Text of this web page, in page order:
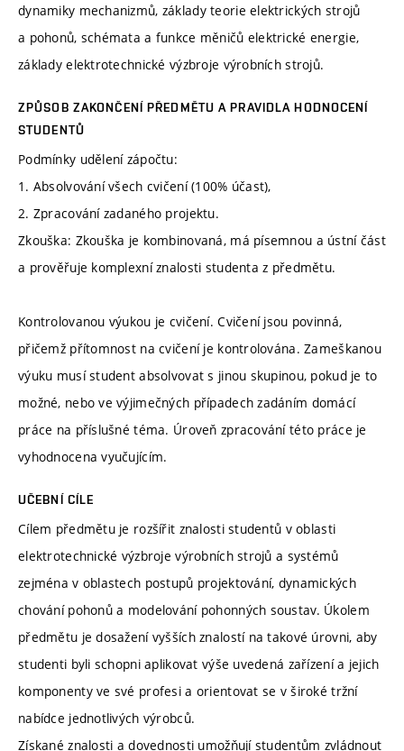
dynamiky mechanizmů, základy teorie elektrických strojů
a pohonů, schémata a funkce měničů elektrické energie,
základy elektrotechnické výzbroje výrobních strojů.
ZPŮSOB ZAKONČENÍ PŘEDMĚTU A PRAVIDLA HODNOCENÍ
STUDENTŮ
Podmínky udělení zápočtu:
1. Absolvování všech cvičení (100% účast),
2. Zpracování zadaného projektu.
Zkouška: Zkouška je kombinovaná, má písemnou a ústní část
a prověřuje komplexní znalosti studenta z předmětu.
Kontrolovanou výukou je cvičení. Cvičení jsou povinná,
přičemž přítomnost na cvičení je kontrolována. Zameškanou
výuku musí student absolvovat s jinou skupinou, pokud je to
možné, nebo ve výjimečných případech zadáním domácí
práce na příslušné téma. Úroveň zpracování této práce je
vyhodnocena vyučujícím.
UČEBNÍ CÍLE
Cílem předmětu je rozšířit znalosti studentů v oblasti
elektrotechnické výzbroje výrobních strojů a systémů
zejména v oblastech postupů projektování, dynamických
chování pohonů a modelování pohonných soustav. Úkolem
předmětu je dosažení vyšších znalostí na takové úrovni, aby
studenti byli schopni aplikovat výše uvedená zařízení a jejich
komponenty ve své profesi a orientovat se v široké tržní
nabídce jednotlivých výrobců.
Získané znalosti a dovednosti umožňují studentům zvládnout